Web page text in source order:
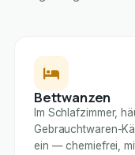
Bettwanzen
Im Schlafzimmer,
Gebrauchtwaren-
ein — chemiefrei,